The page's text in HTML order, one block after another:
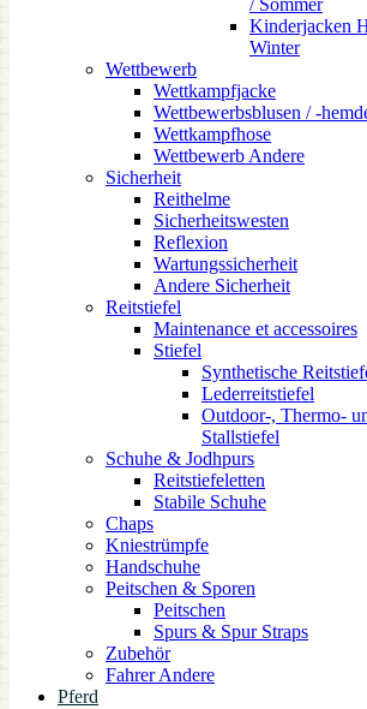
/ Sommer
Kinderjacken
Winter
Wettbewerb
Wettkampfjacke
Wettbewerbsblusen / -
Wettkampfhose
Wettbewerb Andere
Sicherheit
Reithelme
Sicherheitswesten
Reflexion
Wartungssicherheit
Andere Sicherheit
Reitstiefel
Maintenance et accessoires
Stiefel
Synthetische
Lederreitstiefel
Outdoor-, Thermo-
Stallstiefel
Schuhe & Jodhpurs
Reitstiefeletten
Stabile Schuhe
Chaps
Kniestrümpfe
Handschuhe
Peitschen & Sporen
Peitschen
Spurs & Spur Straps
Zubehör
Fahrer Andere
Pferd